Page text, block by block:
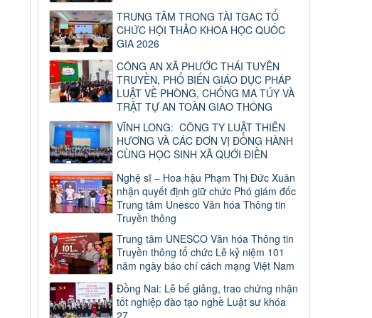
TRUNG TÂM TRONG TÀI TGAC TỔ
CHỨC HỘI THẢO KHOA HỌC QUỐC
GIA 2026
CÔNG AN XÃ PHƯỚC THÁI TUYÊN
TRUYỀN, PHỔ BIẾN GIÁO DỤC PHÁP
LUẬT VỀ PHÒNG, CHỐNG MA TÚY VÀ
TRẬT TỰ AN TOÀN GIAO THÔNG
VĨNH LONG: CÔNG TY LUẬT THIÊN
HƯƠNG VÀ CÁC ĐƠN VỊ ĐỒNG HÀNH
CÙNG HỌC SINH XÃ QUỚI ĐIỀN
Nghệ sĩ – Hoa hậu Phạm Thị Đức Xuân
nhận quyết định giữ chức Phó giám đốc
Trung tâm Unesco Văn hóa Thông tin
Truyền thông
Trung tâm UNESCO Văn hóa Thông tin
Truyền thông tổ chức Lễ kỷ niệm 101
năm ngày báo chí cách mạng Việt Nam
Đồng Nai: Lễ bế giảng, trao chứng nhận
tốt nghiệp đào tạo nghề Luật sư khóa